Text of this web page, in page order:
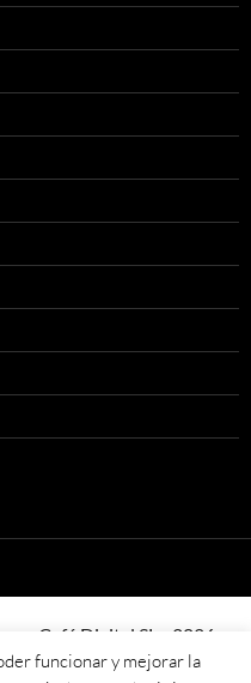
Café Dixital SL - 2026.
ou ponte en contacto con
funcionar y mejorar la